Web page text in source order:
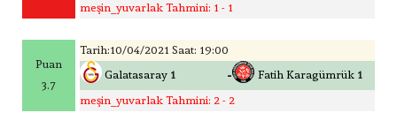
meşin_yuvarlak Tahmini: 1 - 1
Puan
3.7
Tarih:10/04/2021 Saat: 19:00
Galatasaray 1 - Fatih Karagümrük 1
meşin_yuvarlak Tahmini: 2 - 2